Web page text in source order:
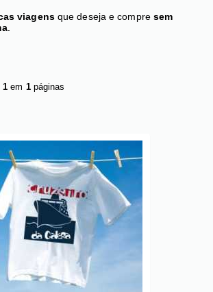
viagensque deseja e compre sem
.
1 em 1páginas